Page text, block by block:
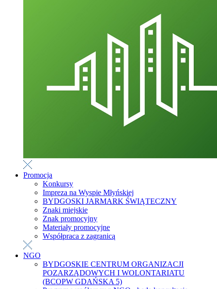
Promocja
Konkursy
Impreza na Wyspie Młyńskiej
BYDGOSKI JARMARK ŚWIĄTECZNY
Znaki miejskie
Znak promocyjny
Materiały promocyjne
Współpraca z zagranicą
NGO
BYDGOSKIE CENTRUM ORGANIZACJI
POZARZĄDOWYCH I WOLONTARIATU
(BCOPW GDAŃSKA 5)